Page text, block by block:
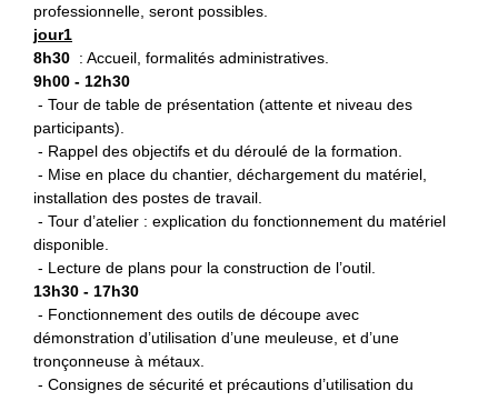
professionnelle, seront possibles.
jour1
8h30 : Accueil, formalités administratives.
9h00 - 12h30
- Tour de table de présentation (attente et niveau des
participants).
- Rappel des objectifs et du déroulé de la formation.
- Mise en place du chantier, déchargement du matériel,
installation des postes de travail.
- Tour d’atelier : explication du fonctionnement du matériel
disponible.
- Lecture de plans pour la construction de l’outil.
13h30 - 17h30
- Fonctionnement des outils de découpe avec
démonstration d’utilisation d’une meuleuse, et d’une
tronçonneuse à métaux.
- Consignes de sécurité et précautions d’utilisation du